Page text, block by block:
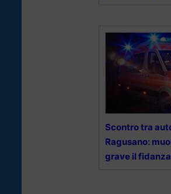
Scontro tra
Ragusano:
grave il